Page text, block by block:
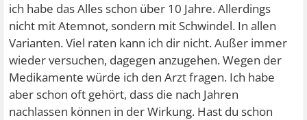
ich habe das Alles schon über 10 Jahre. Allerdings
nicht mit Atemnot, sondern mit Schwindel. In allen
Varianten. Viel raten kann ich dir nicht. Außer immer
wieder versuchen, dagegen anzugehen. Wegen der
Medikamente würde ich den Arzt fragen. Ich habe
aber schon oft gehört, dass die nach Jahren
nachlassen können in der Wirkung. Hast du schon